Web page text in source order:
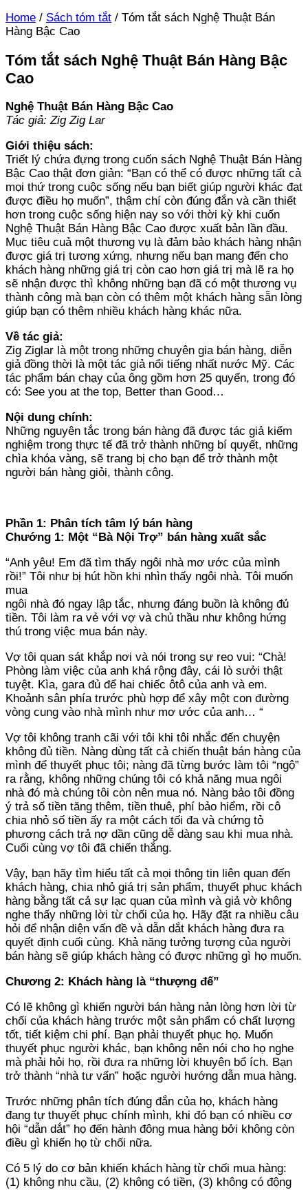
Home / Sách tóm tắt / Tóm tắt sách Nghệ Thuật Bán
Hàng Bậc Cao
Tóm tắt sách Nghệ Thuật Bán Hàng Bậc
Cao
Nghệ Thuật Bán Hàng Bậc Cao
Tác giả: Zig Zig Lar
Giới thiệu sách:
Triết lý chứa đựng trong cuốn sách Nghệ Thuật Bán Hàng
Bậc Cao thật đơn giản: “Bạn có thể có được những tất cả
mọi thứ trong cuộc sống nếu bạn biết giúp người khác đạt
được điều họ muốn”, thậm chí còn đúng đắn và cần thiết
hơn trong cuộc sống hiện nay so với thời kỳ khi cuốn
Nghệ Thuật Bán Hàng Bậc Cao được xuất bản lần đầu.
Mục tiêu cuả một thương vụ là đảm bảo khách hàng nhận
được giá trị tương xứng, nhưng nếu bạn mang đến cho
khách hàng những giá trị còn cao hơn giá trị mà lẽ ra họ
sẽ nhận được thì không những bạn đã có một thương vụ
thành công mà bạn còn có thêm một khách hàng sẵn lòng
giúp bạn có thêm nhiều khách hàng khác nữa.
Về tác giả:
Zig Ziglar là một trong những chuyên gia bán hàng, diễn
giả đồng thời là một tác giả nổi tiếng nhất nước Mỹ. Các
tác phẩm bán chạy của ông gồm hơn 25 quyển, trong đó
có: See you at the top, Better than Good…
Nội dung chính:
Những nguyên tắc trong bán hàng đã được tác giả kiểm
nghiệm trong thực tế đã trở thành những bí quyết, những
chìa khóa vàng, sẽ trang bị cho bạn để trở thành một
người bán hàng giỏi, thành công.
Phần 1: Phân tích tâm lý bán hàng
Chướng 1: Một “Bà Nội Trợ” bán hàng xuất sắc
“Anh yêu! Em đã tìm thấy ngôi nhà mơ ước của mình
rồi!” Tôi như bị hút hồn khi nhìn thấy ngôi nhà. Tôi muốn
mua
ngôi nhà đó ngay lập tắc, nhưng đáng buồn là không đủ
tiền. Tôi làm ra vẻ với vợ và chủ thầu như không hứng
thú trong việc mua bán này.
Vợ tôi quan sát khắp nơi và nói trong sự reo vui: “Chà!
Phòng làm việc của anh khá rộng đây, cái lò sưởi thật
tuyệt. Kìa, gara đủ để hai chiếc ôtô của anh và em.
Khoảnh sân phía trước phù hợp để xây một con đường
vòng cung vào nhà mình như mơ ước của anh… “
Vợ tôi không tranh cãi với tôi khi tôi nhắc đến chuyện
không đủ tiền. Nàng dùng tất cả chiến thuật bán hàng của
mình để thuyết phục tôi; nàng đã từng bước làm tôi “ngộ”
ra rằng, không những chúng tôi có khả năng mua ngôi
nhà đó mà chúng tôi còn nên mua nó. Nàng bảo tôi đồng
ý trả số tiền tăng thêm, tiền thuê, phí bảo hiểm, rồi cô
chia nhỏ số tiền ấy ra một cách tối đa và chứng tỏ
phương cách trả nợ dần cũng dễ dàng sau khi mua nhà.
Cuối cùng vợ tôi đã chiến thắng.
Vậy, bạn hãy tìm hiểu tất cả mọi thông tin liên quan đến
khách hàng, chia nhỏ giá trị sản phẩm, thuyết phục khách
hàng bằng tất cả sự lạc quan của mình và giả vờ không
nghe thấy những lời từ chối của họ. Hãy đặt ra nhiều câu
hỏi để nhận diện vấn đề và dẫn dắt khách hàng đưa ra
quyết định cuối cùng. Khả năng tưởng tượng của người
bán hàng sẽ giúp khách hàng có được những gì họ muốn.
Chương 2: Khách hàng là “thượng đế”
Có lẽ không gì khiến người bán hàng nản lòng hơn lời từ
chối của khách hàng trước một sản phẩm có chất lượng
tốt, tiết kiệm chi phí. Bạn phải thuyết phục họ. Muốn
thuyết phục người khác, bạn không nên nói cho họ nghe
mà phải hỏi họ, rồi đưa ra những lời khuyên bổ ích. Bạn
trở thành “nhà tư vấn” hoặc người hướng dẫn mua hàng.
Trước những phân tích đúng đắn của họ, khách hàng
đang tự thuyết phục chính mình, khi đó bạn có nhiều cơ
hội “dẫn dắt” họ đến hành đông mua hàng bởi không còn
điều gì khiến họ từ chối nữa.
Có 5 lý do cơ bản khiến khách hàng từ chối mua hàng:
(1) không nhu cầu, (2) không có tiền, (3) không có động